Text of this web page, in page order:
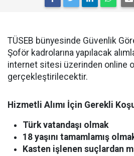
TÜSEB bünyesinde Güvenlik
Şoför kadrolarına yapılacak
internet sitesi üzerinden online
gerçekleştirilecektir.
Hizmetli Alımı İçin Gerekli
Türk vatandaşı olmak
18 yaşını tamamlamış
Kasten işlenen suçlardan